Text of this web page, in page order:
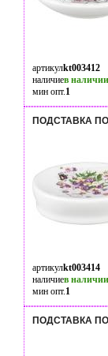
артикулkt003412
наличиев наличии
мин опт.1
ПОДСТАВКА
артикулkt003414
наличиев наличии
мин опт.1
ПОДСТАВКА